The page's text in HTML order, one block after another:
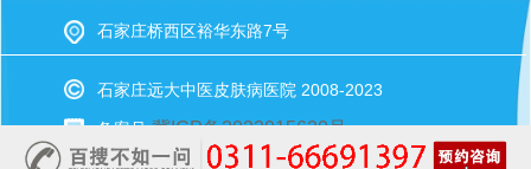
石家庄桥西区裕华东路7号
石家庄远大中医皮肤病医院 2008-2023
备案号冀ICP备2023015620号